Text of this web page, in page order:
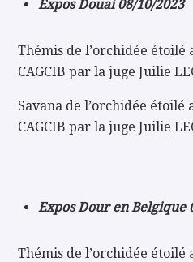
Expos Douai 08/10/2023
Thémis de l’orchidée étoilé
CAGCIB par la juge Juilie
Savana de l’orchidée étoilé
CAGCIB par la juge Juilie
Expos Dour en Belgique
Thémis de l’orchidée étoilé